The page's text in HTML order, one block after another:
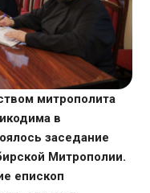
митрополита
в
заседание
Митрополии.
епископ